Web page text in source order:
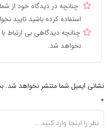
چنانچه در دیدگاه خود از شماره
استفاده کرده باشید تایید
چنانچه دیدگاهی بی ارتباط با
نخواهد شد.
ایمیل شما منتشر نخواهد شد.